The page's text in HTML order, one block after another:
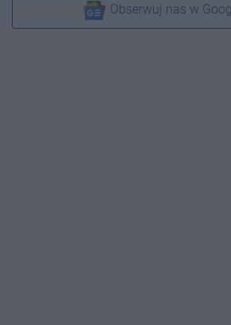
Obserwuj nas w